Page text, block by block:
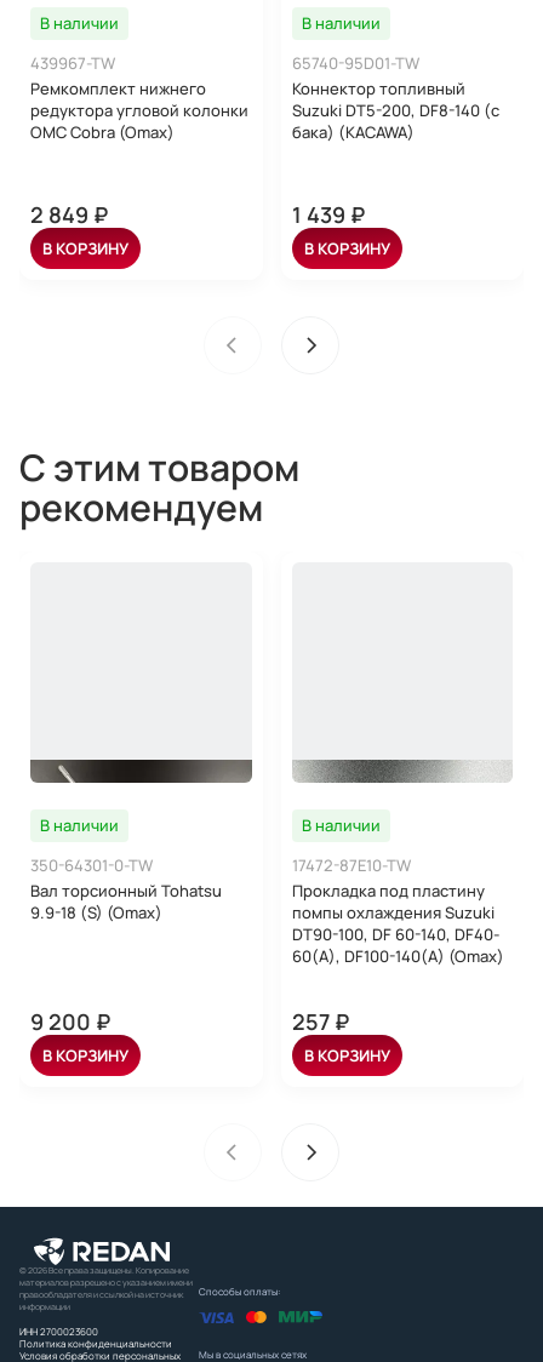
В наличии
439967-TW
Ремкомплект нижнего
редуктора угловой колонки
OMC Cobra (Omax)
2 849 ₽
В КОРЗИНУ
В наличии
65740-95D01-TW
Коннектор топливный
Suzuki DT5-200, DF8-140 (с
бака) (KACAWA)
1 439 ₽
В КОРЗИНУ
С этим товаром
рекомендуем
В наличии
350-64301-0-TW
Вал торсионный Tohatsu
9.9-18 (S) (Omax)
9 200 ₽
В КОРЗИНУ
В наличии
17472-87E10-TW
Прокладка под пластину
помпы охлаждения Suzuki
DT90-100, DF 60-140, DF40-
60(A), DF100-140(A) (Omax)
257 ₽
В КОРЗИНУ
© 2026 Все права защищены. Копирование
материалов разрешено с указанием имени
правообладателя и ссылкой на источник
информации
ИНН 2700023600
Политика конфиденциальности
Условия обработки персональных
Способы оплаты:
Мы в социальных сетях